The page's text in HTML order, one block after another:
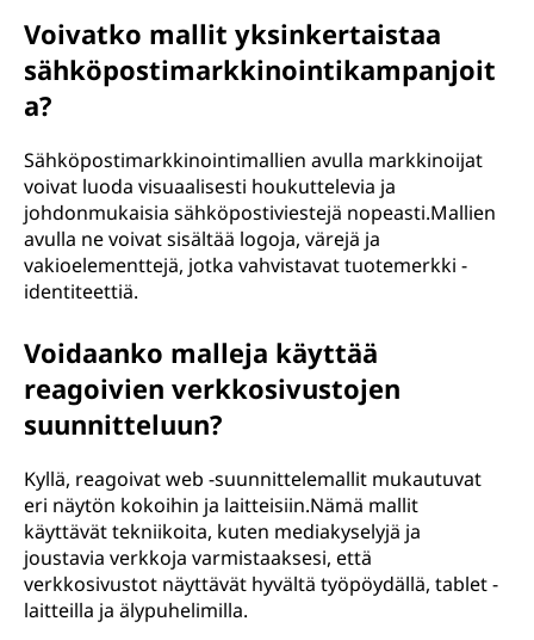
Voivatko mallit yksinkertaistaa
sähköpostimarkkinointikampanjoit
a?
Sähköpostimarkkinointimallien avulla markkinoijat
voivat luoda visuaalisesti houkuttelevia ja
johdonmukaisia sähköpostiviestejä nopeasti.Mallien
avulla ne voivat sisältää logoja, värejä ja
vakioelementtejä, jotka vahvistavat tuotemerkki -
identiteettiä.
Voidaanko malleja käyttää
reagoivien verkkosivustojen
suunnitteluun?
Kyllä, reagoivat web -suunnittelemallit mukautuvat
eri näytön kokoihin ja laitteisiin.Nämä mallit
käyttävät tekniikoita, kuten mediakyselyjä ja
joustavia verkkoja varmistaaksesi, että
verkkosivustot näyttävät hyvältä työpöydällä, tablet -
laitteilla ja älypuhelimilla.